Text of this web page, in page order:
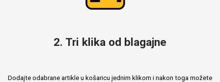
2. Tri klika od blagajne
Dodajte odabrane artikle u košaricu jednim klikom i nakon toga možete